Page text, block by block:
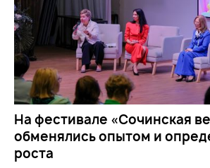
На фестивале «Сочинская
обменялись опытом и
роста